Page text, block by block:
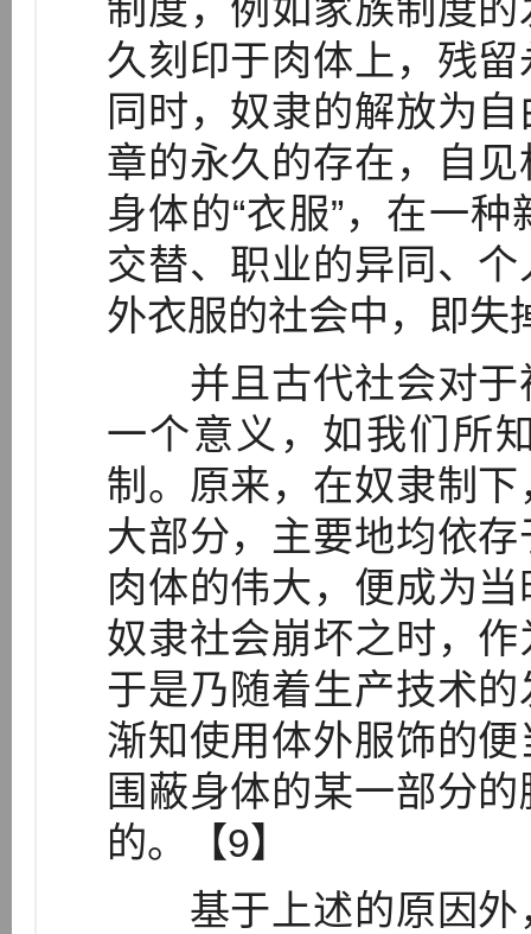
制度，例如家族制度
久刻印于肉体上，残
同时，奴隶的解放为
章的永久的存在，自
身体的“衣服”，在一
交替、职业的异同、
外衣服的社会中，即失
并且古代社会对于
一个意义，如我们所
制。原来，在奴隶制
大部分，主要地均依
肉体的伟大，便成为
奴隶社会崩坏之时，
于是乃随着生产技术
渐知使用体外服饰的
围蔽身体的某一部分
的。【9】
基于上述的原因外